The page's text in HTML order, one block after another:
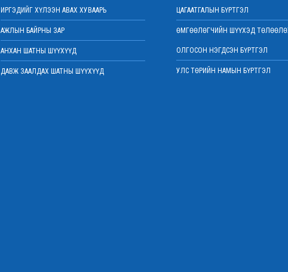
ИРГЭДИЙГ ХҮЛЭЭН АВАХ ХУВААРЬ
АЖЛЫН БАЙРНЫ ЗАР
АНХАН ШАТНЫ ШҮҮХҮҮД
ДАВЖ ЗААЛДАХ ШАТНЫ ШҮҮХҮҮД
ЦАГААТГАЛЫН БҮРТГЭЛ
ӨМГӨӨЛӨГЧИЙН ШҮҮХЭД
ОЛГОСОН НЭГДСЭН БҮРТГЭЛ
УЛС ТӨРИЙН НАМЫН БҮРТГЭЛ